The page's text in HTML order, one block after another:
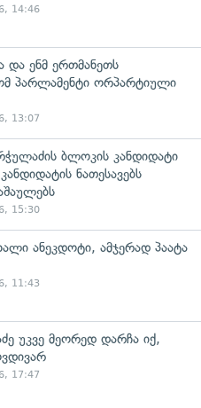
14:46
და ენმ ერთმანეთს
პარლამენტი ორპარტიული
13:07
ბლოკის კანდიდატი
ნათესავებს
15:30
ანეკდოტი, ამჯერად პაატა
11:43
უკვე მეორედ დარჩა იქ,
17:47